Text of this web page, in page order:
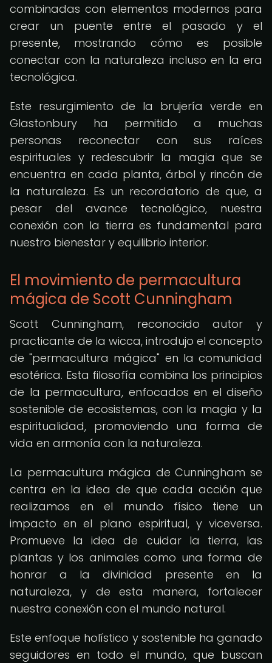
combinadas con elementos modernos para
crear un puente entre el pasado y el
presente, mostrando cómo es posible
conectar con la naturaleza incluso en la era
tecnológica.
Este resurgimiento de la brujería verde en
Glastonbury ha permitido a muchas
personas reconectar con sus raíces
espirituales y redescubrir la magia que se
encuentra en cada planta, árbol y rincón de
la naturaleza. Es un recordatorio de que, a
pesar del avance tecnológico, nuestra
conexión con la tierra es fundamental para
nuestro bienestar y equilibrio interior.
El movimiento de permacultura
mágica de Scott Cunningham
Scott Cunningham, reconocido autor y
practicante de la wicca, introdujo el concepto
de "permacultura mágica" en la comunidad
esotérica. Esta filosofía combina los principios
de la permacultura, enfocados en el diseño
sostenible de ecosistemas, con la magia y la
espiritualidad, promoviendo una forma de
vida en armonía con la naturaleza.
La permacultura mágica de Cunningham se
centra en la idea de que cada acción que
realizamos en el mundo físico tiene un
impacto en el plano espiritual, y viceversa.
Promueve la idea de cuidar la tierra, las
plantas y los animales como una forma de
honrar a la divinidad presente en la
naturaleza, y de esta manera, fortalecer
nuestra conexión con el mundo natural.
Este enfoque holístico y sostenible ha ganado
seguidores en todo el mundo, que buscan